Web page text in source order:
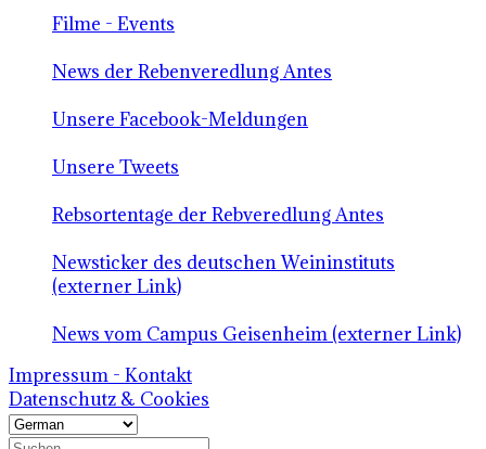
Filme - Events
News der Rebenveredlung Antes
Unsere Facebook-Meldungen
Unsere Tweets
Rebsortentage der Rebveredlung Antes
Newsticker des deutschen Weininstituts
(externer Link)
News vom Campus Geisenheim (externer Link)
Impressum - Kontakt
Datenschutz & Cookies